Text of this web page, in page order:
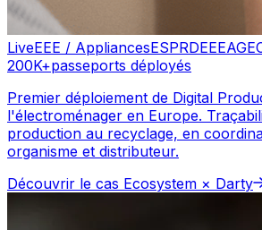
LiveEEE / AppliancesESPRDEEE
200K+passeports déployés
Premier déploiement de Digital
l'électroménager en Europe.
production au recyclage, en
organisme et distributeur.
Découvrir le cas Ecosystem × Darty